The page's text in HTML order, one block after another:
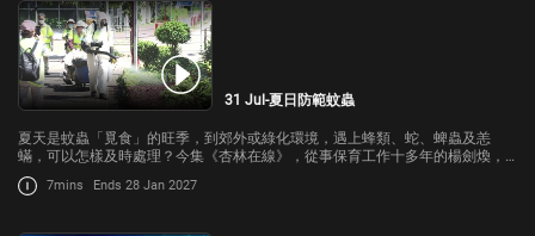
31 Jul-夏日防範蚊蟲
夏天是蚊蟲「覓食」的旺季，到郊外或綠化環境，遇上蜂類、蛇、蜱蟲及恙
蟎，可以怎樣及時處理？今集《杏林在線》，從事保育工作十多年的楊劍煥，
過往在野外考察研究時，也試過多次被黃蜂螫。
7mins Ends 28 Jan 2027